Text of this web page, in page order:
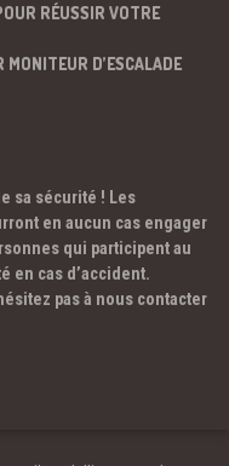
RÉUSSIR VOTRE
D’ESCALADE
sa sécurité ! Les
en aucun cas engager
qui participent au
en cas d’accident.
pas à nous contacter